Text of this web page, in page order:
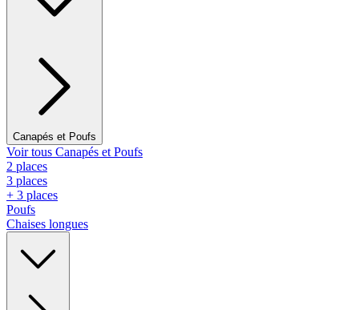
Canapés et Poufs
Voir tous Canapés et Poufs
2 places
3 places
+ 3 places
Poufs
Chaises longues